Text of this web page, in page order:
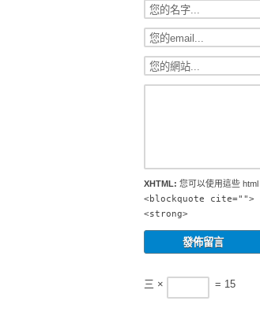
XHTML: 您可以使用這些 html
<blockquote cite="">
<strong>
三 × = 15